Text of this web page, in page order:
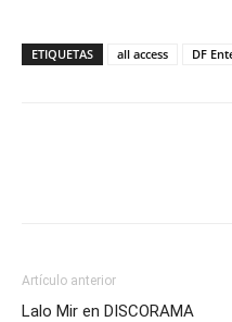
ETIQUETAS all access DF
Artículo anterior
Lalo Mir en DISCORAMA